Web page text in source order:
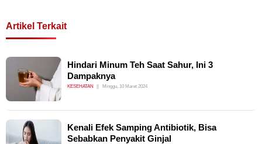
Artikel Terkait
Hindari Minum Teh Saat Sahur, Ini 3
Dampaknya
KESEHATAN Minggu, 10 Maret 2024
Kenali Efek Samping Antibiotik, Bisa
Sebabkan Penyakit Ginjal